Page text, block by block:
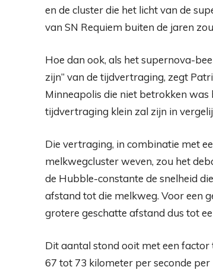
en de cluster die het licht van de
van SN Requiem buiten de jaren
Hoe dan ook, als het supernova-
zijn” van de tijdvertraging, zegt
Minneapolis die niet betrokken
tijdvertraging klein zal zijn in
Die vertraging, in combinatie met
melkwegcluster weven, zou het
de Hubble-constante de snelheid
afstand tot die melkweg. Voor een
grotere geschatte afstand dus tot
Dit aantal stond ooit met een factor
67 tot 73 kilometer per seconde